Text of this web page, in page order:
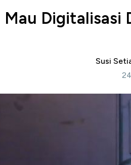
Digitalisasi
Susi